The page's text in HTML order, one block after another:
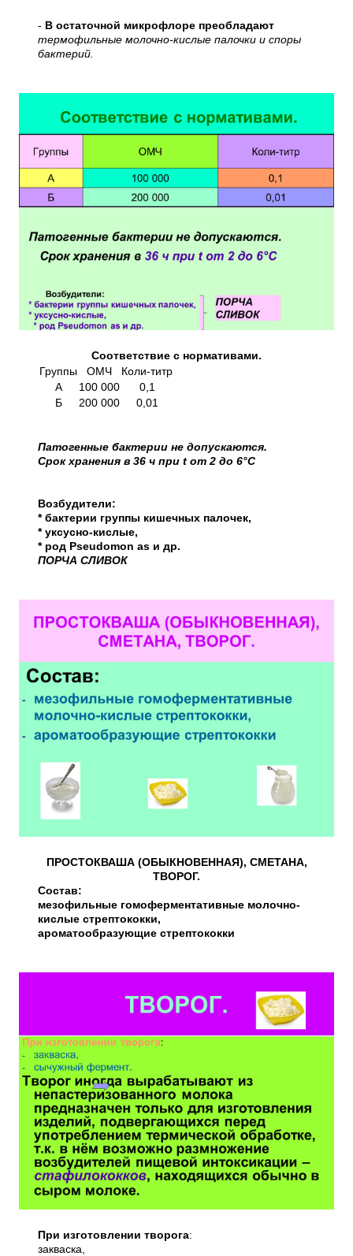
- В остаточной микрофлоре преобладают
термофильные молочно-кислые палочки и споры
бактерий.
Соответствие с нормативами.
Группы
ОМЧ
Коли-титр
А
100 000
0,1
Б
200 000 0,01
Патогенные бактерии не допускаются.
Срок хранения в 36 ч при t от 2 до 6°С
Возбудители:
* бактерии группы кишечных палочек,
* уксусно-кислые,
* род Pseudomon as и др.
ПОРЧА СЛИВОК
ПРОСТОКВАША (ОБЫКНОВЕННАЯ), СМЕТАНА,
ТВОРОГ.
Cостав:
мезофильные гомоферментативные молочно-
кислые стрептококки,
ароматообразующие стрептококки
При изготовлении творога:
закваска,